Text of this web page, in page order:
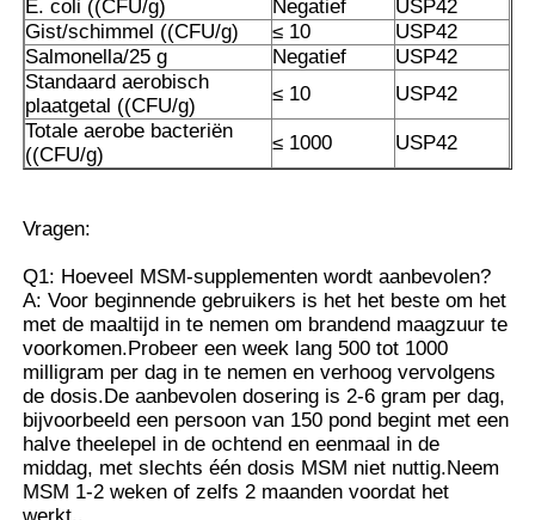
E. coli ((CFU/g)
Negatief
USP42
Gist/schimmel ((CFU/g)
≤ 10
USP42
Salmonella/25 g
Negatief
USP42
Standaard aerobisch
plaatgetal ((CFU/g)
≤ 10
USP42
Totale aerobe bacteriën
((CFU/g)
≤ 1000 USP42
Vragen:
Q1: Hoeveel MSM-supplementen wordt aanbevolen?
A: Voor beginnende gebruikers is het het beste om het
met de maaltijd in te nemen om brandend maagzuur te
voorkomen.Probeer een week lang 500 tot 1000
milligram per dag in te nemen en verhoog vervolgens
de dosis.De aanbevolen dosering is 2-6 gram per dag,
bijvoorbeeld een persoon van 150 pond begint met een
halve theelepel in de ochtend en eenmaal in de
middag, met slechts één dosis MSM niet nuttig.Neem
MSM 1-2 weken of zelfs 2 maanden voordat het